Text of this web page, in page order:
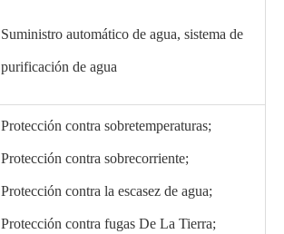
Suministro automático de agua, sistema de
purificación de agua
Protección contra sobretemperaturas;
Protección contra sobrecorriente;
Protección contra la escasez de agua;
Protección contra fugas De La Tierra;